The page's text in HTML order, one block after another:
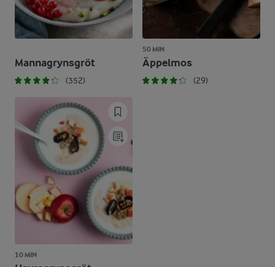
Mannagrynsgröt
(352)
50 MIN
Äppelmos
(29)
10 MIN